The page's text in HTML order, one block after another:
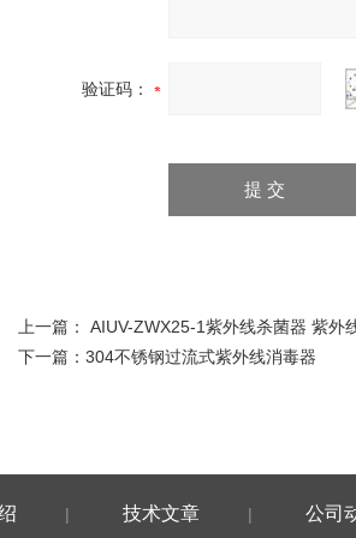
验证码：
上一篇： AIUV-ZWX25-1紫外线杀菌器 紫外
下一篇： 304不锈钢过流式紫外线消毒器
| 技术文章 | 公司